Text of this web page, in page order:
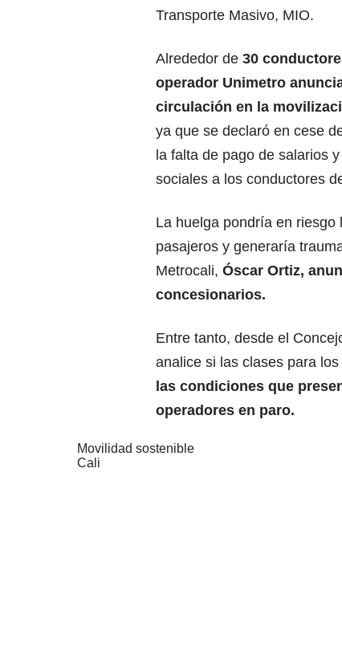
Transporte Masivo, MIO.
Alrededor de 30
operador Unimetro
circulación en la
ya que se declaró en cese
la falta de pago de salarios
sociales a los conductores
La huelga pondría en riesgo
pasajeros y generaría
Metrocali, Óscar Ortiz,
concesionarios.
Entre tanto, desde el
analice si las clases para
las condiciones que
operadores en paro.
Movilidad sostenible
Cali